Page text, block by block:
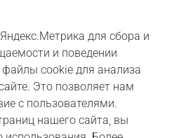
Адреса и контакты
Оплата и доставка
Digital журнал
Бонусная программа
для сбора и
и поведении
файлы cookie для анализа
Это позволяет нам
с пользователями.
нашего сайта, вы